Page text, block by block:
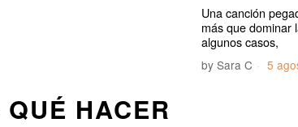
Una canción
más que dominar
algunos casos,
bySara C 5
HACER